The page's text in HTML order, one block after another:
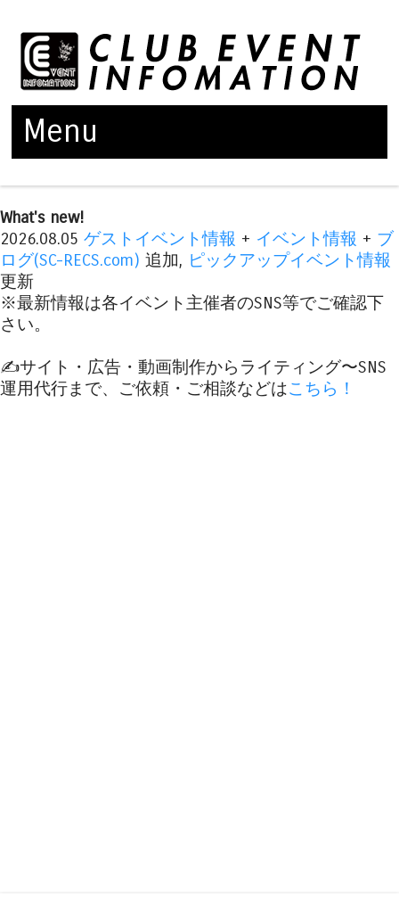
Menu
What's new!
2026.08.05 ゲストイベント情報 + イベント情報 + ブ
ログ(SC-RECS.com) 追加, ピックアップイベント情報
更新
※最新情報は各イベント主催者のSNS等でご確認下
さい。
✍️サイト・広告・動画制作からライティング〜SNS
運用代行まで、ご依頼・ご相談などはこちら！